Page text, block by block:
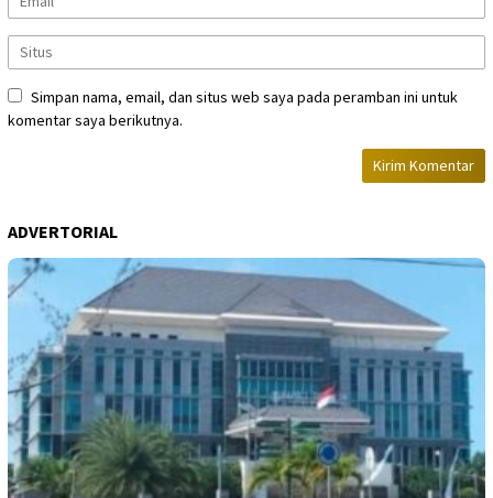
Simpan nama, email, dan situs web saya pada peramban ini untuk
komentar saya berikutnya.
ADVERTORIAL